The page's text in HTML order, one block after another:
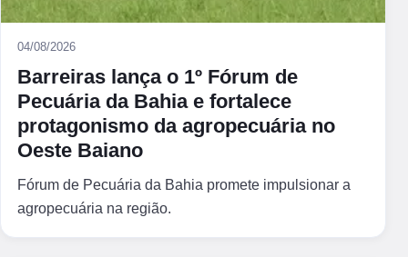
04/08/2026
Barreiras lança o 1º Fórum de
Pecuária da Bahia e fortalece
protagonismo da agropecuária no
Oeste Baiano
Fórum de Pecuária da Bahia promete impulsionar a
agropecuária na região.